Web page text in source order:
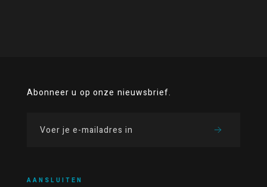
Abonneer u op onze nieuwsbrief.
AANSLUITEN